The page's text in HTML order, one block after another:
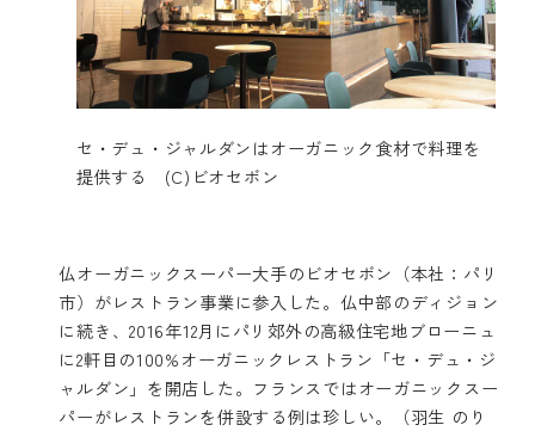
セ・デュ・ジャルダンはオーガニック食材で料理を
提供する (C)ビオセボン
仏オーガニックスーパー大手のビオセボン（本社：パリ
市）がレストラン事業に参入した。仏中部のディジョン
に続き、2016年12月にパリ郊外の高級住宅地ブローニュ
に2軒目の100%オーガニックレストラン「セ・デュ・ジ
ャルダン」を開店した。フランスではオーガニックスー
パーがレストランを併設する例は珍しい。（羽生 のり